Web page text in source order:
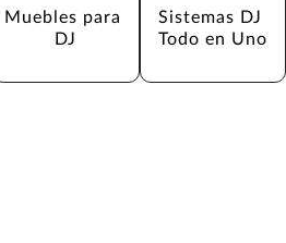
Muebles para
DJ
Sistemas DJ
Todo en Uno